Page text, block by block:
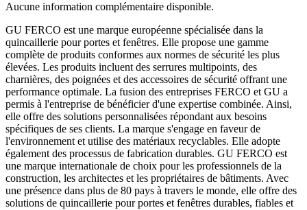
Aucune information complémentaire disponible.
GU FERCO est une marque européenne spécialisée dans la
quincaillerie pour portes et fenêtres. Elle propose une gamme
complète de produits conformes aux normes de sécurité les plus
élevées. Les produits incluent des serrures multipoints, des
charnières, des poignées et des accessoires de sécurité offrant une
performance optimale. La fusion des entreprises FERCO et GU a
permis à l'entreprise de bénéficier d'une expertise combinée. Ainsi,
elle offre des solutions personnalisées répondant aux besoins
spécifiques de ses clients. La marque s'engage en faveur de
l'environnement et utilise des matériaux recyclables. Elle adopte
également des processus de fabrication durables. GU FERCO est
une marque internationale de choix pour les professionnels de la
construction, les architectes et les propriétaires de bâtiments. Avec
une présence dans plus de 80 pays à travers le monde, elle offre des
solutions de quincaillerie pour portes et fenêtres durables, fiables et